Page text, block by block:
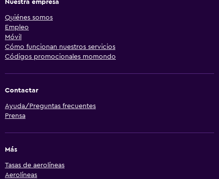
Nuestra empresa
Quiénes somos
Empleo
Móvil
Cómo funcionan nuestros servicios
Códigos promocionales momondo
Contactar
Ayuda/Preguntas frecuentes
Prensa
Más
Tasas de aerolíneas
Aerolíneas